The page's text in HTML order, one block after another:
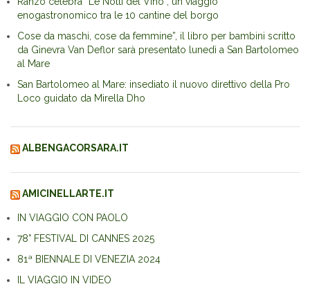
enogastronomico tra le 10 cantine del borgo
Cose da maschi, cose da femmine”, il libro per bambini scritto
da Ginevra Van Deflor sarà presentato lunedì a San Bartolomeo
al Mare
San Bartolomeo al Mare: insediato il nuovo direttivo della Pro
Loco guidato da Mirella Dho
ALBENGACORSARA.IT
AMICINELLARTE.IT
IN VIAGGIO CON PAOLO
78° FESTIVAL DI CANNES 2025
81ª BIENNALE DI VENEZIA 2024
IL VIAGGIO IN VIDEO